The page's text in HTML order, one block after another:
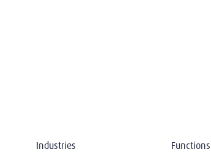
Industries Functions